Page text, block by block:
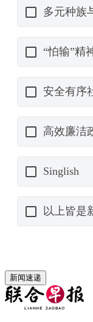
新闻速递